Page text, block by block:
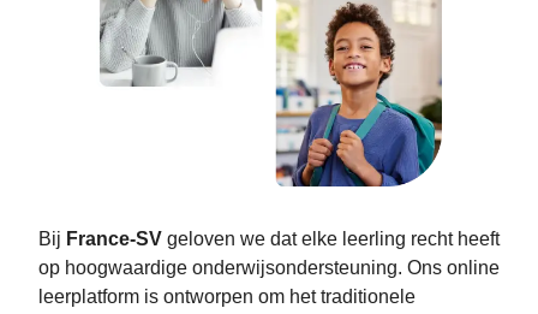
Bij France-SV geloven we dat elke leerling recht heeft
op hoogwaardige onderwijsondersteuning. Ons online
leerplatform is ontworpen om het traditionele